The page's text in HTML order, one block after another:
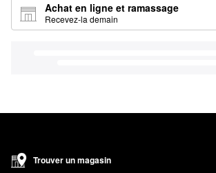
Achat en ligne et ramassage
Recevez-la demain
Trouver un magasin